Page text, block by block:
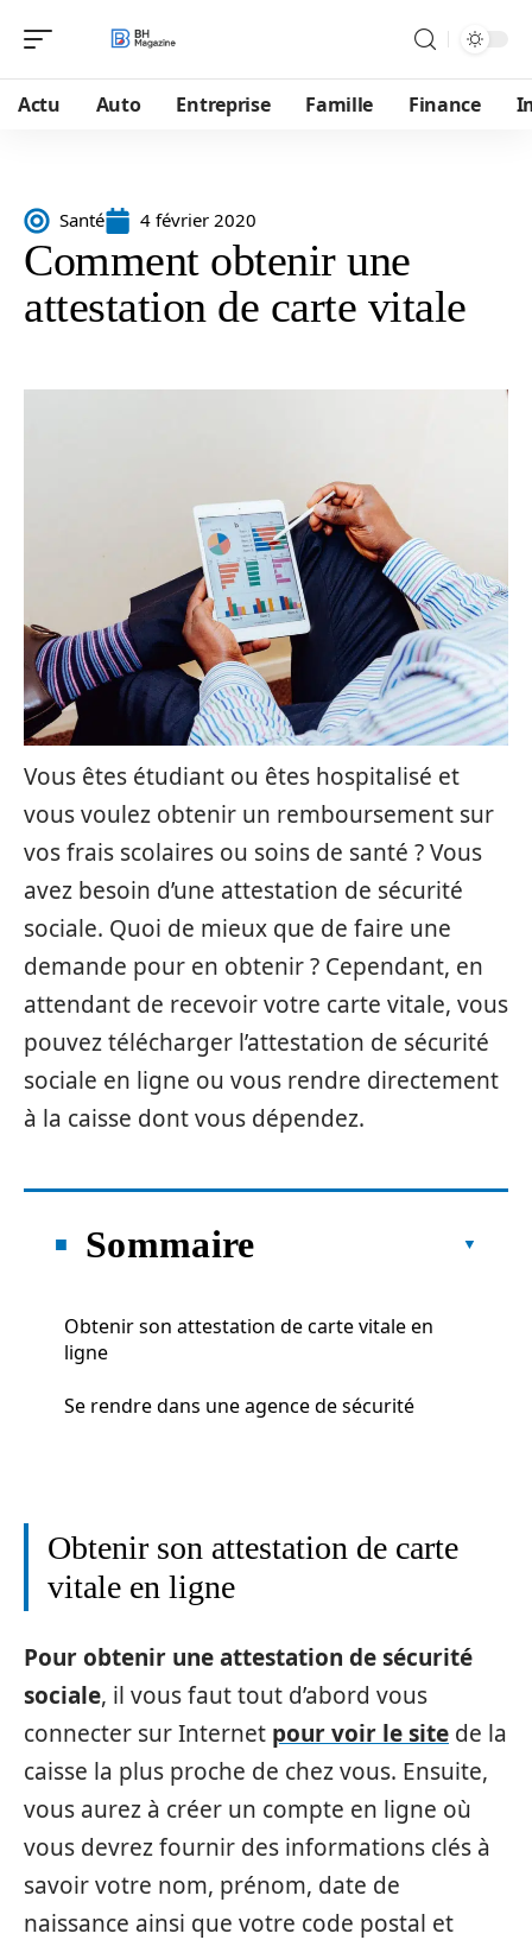
Actu Auto Entreprise Famille Finance
Santé 4 février 2020
Comment obtenir une
attestation de carte vitale
Vous êtes étudiant ou êtes hospitalisé et
vous voulez obtenir un remboursement sur
vos frais scolaires ou soins de santé ? Vous
avez besoin d’une attestation de sécurité
sociale. Quoi de mieux que de faire une
demande pour en obtenir ? Cependant, en
attendant de recevoir votre carte vitale, vous
pouvez télécharger l’attestation de sécurité
sociale en ligne ou vous rendre directement
à la caisse dont vous dépendez.
Sommaire
Obtenir son attestation de carte vitale en
ligne
Se rendre dans une agence de sécurité
Obtenir son attestation de carte
vitale en ligne
Pour obtenir une attestation de sécurité
sociale, il vous faut tout d’abord vous
connecter sur Internet pour voir le site de la
caisse la plus proche de chez vous. Ensuite,
vous aurez à créer un compte en ligne où
vous devrez fournir des informations clés à
savoir votre nom, prénom, date de
naissance ainsi que votre code postal et